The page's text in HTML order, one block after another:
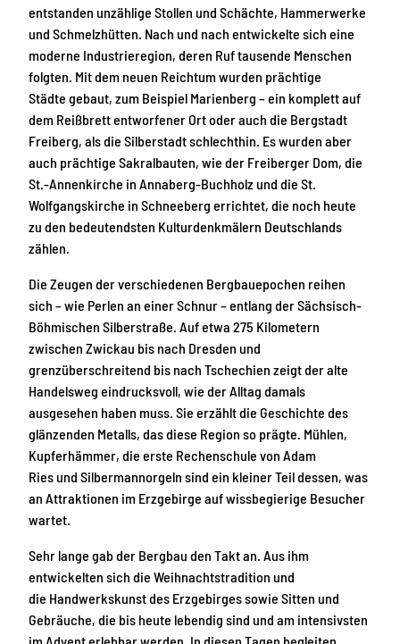
entstanden unzählige Stollen und Schächte, Hammerwerke
und Schmelzhütten. Nach und nach entwickelte sich eine
moderne Industrieregion, deren Ruf tausende Menschen
folgten. Mit dem neuen Reichtum wurden prächtige
Städte gebaut, zum Beispiel Marienberg – ein komplett auf
dem Reißbrett entworfener Ort oder auch die Bergstadt
Freiberg, als die Silberstadt schlechthin. Es wurden aber
auch prächtige Sakralbauten, wie der Freiberger Dom, die
St.-Annenkirche in Annaberg-Buchholz und die St.
Wolfgangskirche in Schneeberg errichtet, die noch heute
zu den bedeutendsten Kulturdenkmälern Deutschlands
zählen.
Die Zeugen der verschiedenen Bergbauepochen reihen
sich – wie Perlen an einer Schnur – entlang der Sächsisch-
Böhmischen Silberstraße. Auf etwa 275 Kilometern
zwischen Zwickau bis nach Dresden und
grenzüberschreitend bis nach Tschechien zeigt der alte
Handelsweg eindrucksvoll, wie der Alltag damals
ausgesehen haben muss. Sie erzählt die Geschichte des
glänzenden Metalls, das diese Region so prägte. Mühlen,
Kupferhämmer, die erste Rechenschule von Adam
Ries und Silbermannorgeln sind ein kleiner Teil dessen, was
an Attraktionen im Erzgebirge auf wissbegierige Besucher
wartet.
Sehr lange gab der Bergbau den Takt an. Aus ihm
entwickelten sich die Weihnachtstradition und
die Handwerkskunst des Erzgebirges sowie Sitten und
Gebräuche, die bis heute lebendig sind und am intensivsten